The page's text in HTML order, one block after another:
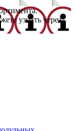
узнать через